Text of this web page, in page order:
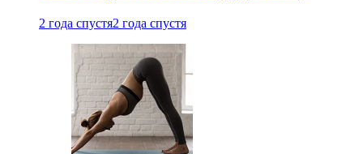
2 года спустя2 года спустя